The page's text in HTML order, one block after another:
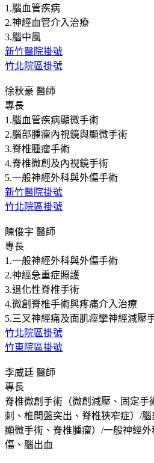
1.腦血管疾病
2.神經血管介入治療
3.腦中風
新竹醫院掛號
竹北院區掛號
徐秋豪 醫師
專長
1.腦血管疾病顯微手術
2.腦部腫瘤內視鏡與顯微手術
3.脊椎腫瘤手術
4.脊椎微創及內視鏡手術
5.一般神經外科與外傷手術
新竹醫院掛號
竹北院區掛號
陳俊宇 醫師
專長
1.一般神經外科與外傷手術
2.神經急重症照護
3.退化性脊椎手術
4.微創脊椎手術與疼痛介入治療
5.三叉神經痛及面肌痙攣神經減壓
竹北院區掛號
竹東院區掛號
李威廷 醫師
專長
脊椎微創手術（微創減壓、固定手
刺、椎間盤突出、脊椎狹窄症）/
顯微手術、脊椎腫瘤）/一般神經
傷、腦出血